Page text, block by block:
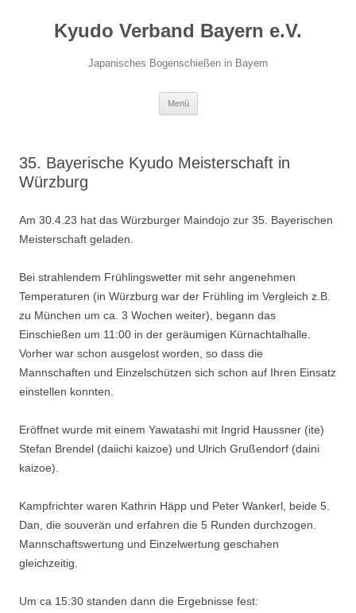
springenKyudo Verband Bayern e.V.
Japanisches Bogenschießen in Bayern
Menü
35. Bayerische Kyudo Meisterschaft in
Würzburg
Am 30.4.23 hat das Würzburger Maindojo zur 35. Bayerischen
Meisterschaft geladen.
Bei strahlendem Frühlingswetter mit sehr angenehmen
Temperaturen (in Würzburg war der Frühling im Vergleich z.B.
zu München um ca. 3 Wochen weiter), begann das
Einschießen um 11:00 in der geräumigen Kürnachtalhalle.
Vorher war schon ausgelost worden, so dass die
Mannschaften und Einzelschützen sich schon auf Ihren Einsatz
einstellen konnten.
Eröffnet wurde mit einem Yawatashi mit Ingrid Haussner (ite)
Stefan Brendel (daiichi kaizoe) und Ulrich Grußendorf (daini
kaizoe).
Kampfrichter waren Kathrin Häpp und Peter Wankerl, beide 5.
Dan, die souverän und erfahren die 5 Runden durchzogen.
Mannschaftswertung und Einzelwertung geschahen
gleichzeitig.
Um ca 15:30 standen dann die Ergebnisse fest: